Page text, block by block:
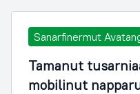
Sanarfinermut
Tamanut
mobilinut